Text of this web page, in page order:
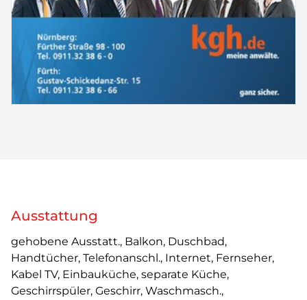
Ausstattung
gehobene Ausstatt., Balkon, Duschbad,
Handtücher, Telefonanschl., Internet, Fernseher,
Kabel TV, Einbauküche, separate Küche,
Geschirrspüler, Geschirr, Waschmasch.,